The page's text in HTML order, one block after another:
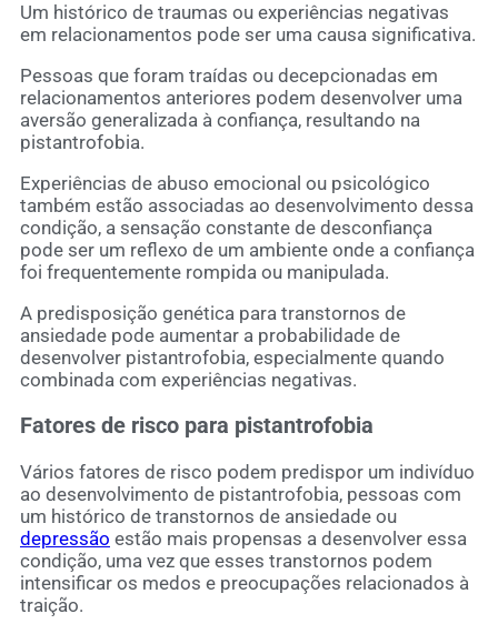
Um histórico de traumas ou experiências negativas
em relacionamentos pode ser uma causa significativa.
Pessoas que foram traídas ou decepcionadas em
relacionamentos anteriores podem desenvolver uma
aversão generalizada à confiança, resultando na
pistantrofobia.
Experiências de abuso emocional ou psicológico
também estão associadas ao desenvolvimento dessa
condição, a sensação constante de desconfiança
pode ser um reflexo de um ambiente onde a confiança
foi frequentemente rompida ou manipulada.
A predisposição genética para transtornos de
ansiedade pode aumentar a probabilidade de
desenvolver pistantrofobia, especialmente quando
combinada com experiências negativas.
Fatores de risco para pistantrofobia
Vários fatores de risco podem predispor um indivíduo
ao desenvolvimento de pistantrofobia, pessoas com
um histórico de transtornos de ansiedade ou
depressão estão mais propensas a desenvolver essa
condição, uma vez que esses transtornos podem
intensificar os medos e preocupações relacionados à
traição.